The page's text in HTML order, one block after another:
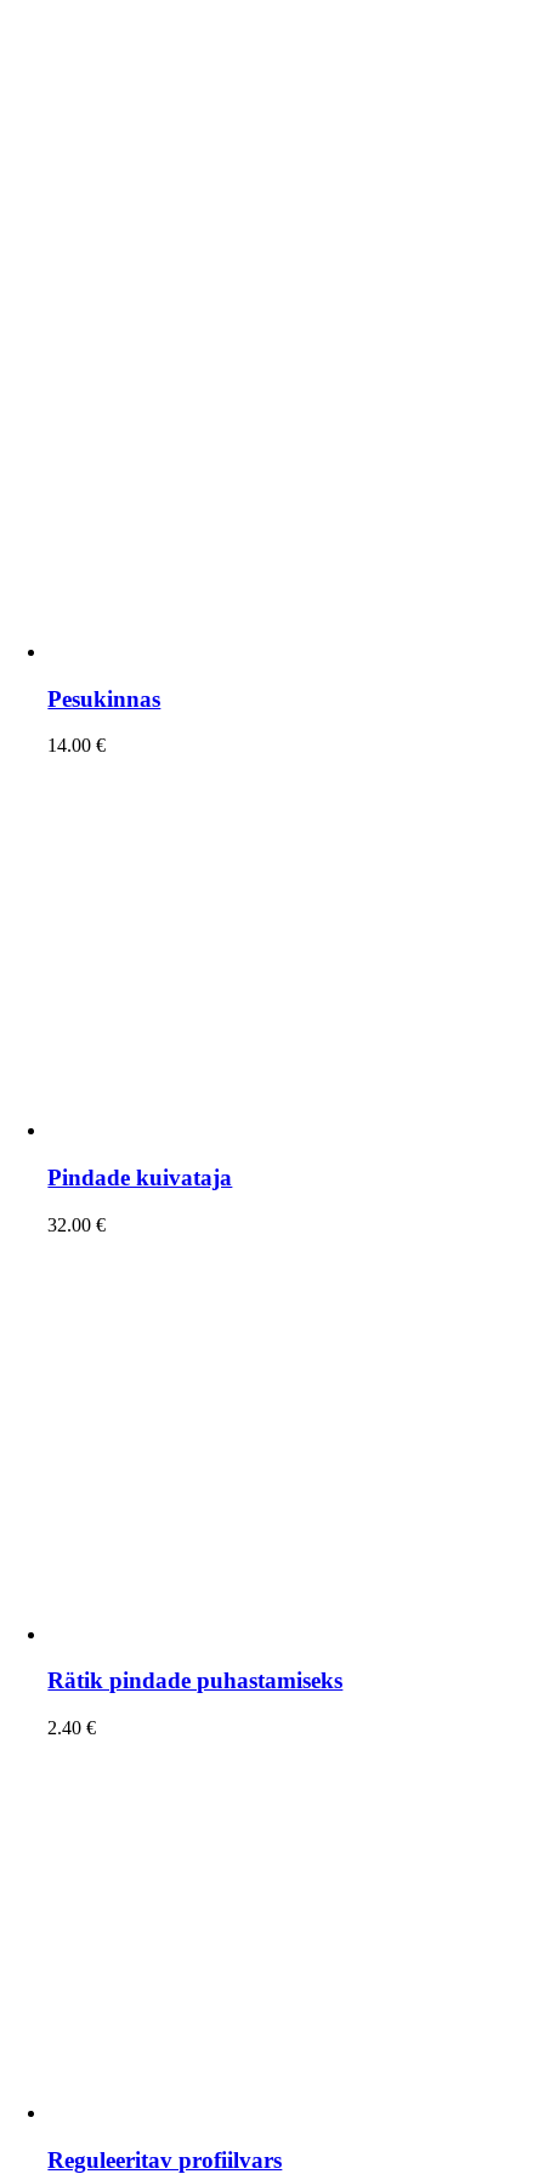
Pesukinnas
14.00€
Pindade kuivataja
32.00€
Rätik pindade puhastamiseks
2.40€
Reguleeritav profiilvars